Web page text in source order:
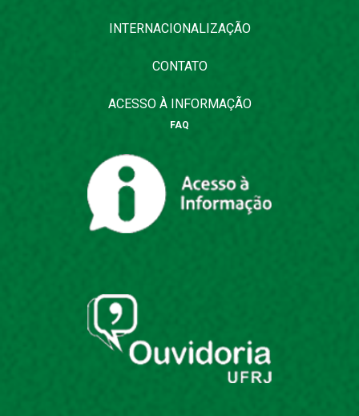
INTERNACIONALIZAÇÃO
CONTATO
ACESSO À INFORMAÇÃO
FAQ